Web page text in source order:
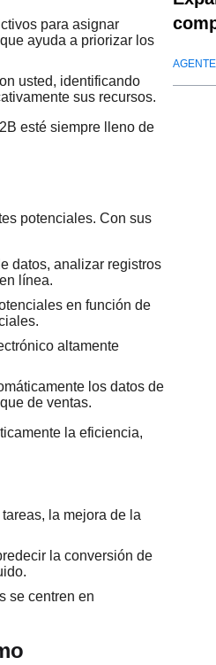
para asignar
ayuda a priorizar los
usted, identificando
sus recursos.
esté siempre lleno de
potenciales. Con sus
datos, analizar registros
línea.
en función de
altamente
los datos de
de ventas.
la eficiencia,
la mejora de la
la conversión de
se centren en